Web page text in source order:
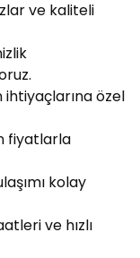
ve kaliteli
özel
fiyatlarla
kolay
ve hızlı